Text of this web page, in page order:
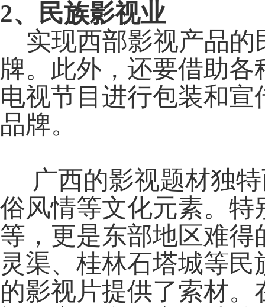
2、民族影视业
实现西部影视产品的
牌。此外，还要借助
电视节目进行包装和
品牌。
广西的影视题材独特
俗风情等文化元素。
等，更是东部地区难
灵渠、桂林石塔城等
的影视片提供了索材